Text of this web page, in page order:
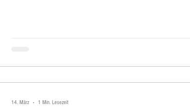
14. März 1 Min. Lesezeit